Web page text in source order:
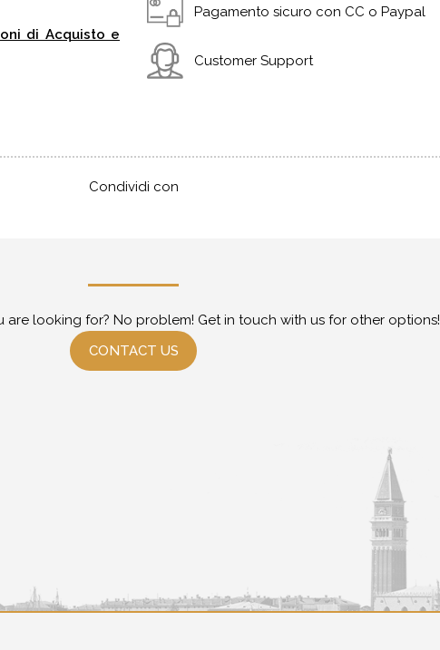
Pagamento sicuro con CC o Paypal
Customer Support
di Acquisto e
Condividi con
are looking for? No problem! Get in touch with us for other options!
CONTACT US